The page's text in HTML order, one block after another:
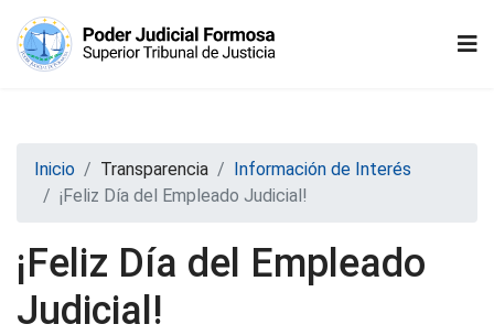
Inicio Transparencia
Información de Interés
¡Feliz Día del Empleado Judicial!
¡Feliz Día del Empleado
Judicial!